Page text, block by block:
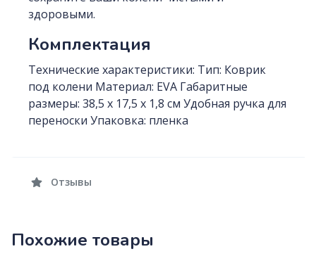
здоровыми.
Комплектация
Технические характеристики: Тип: Коврик
под колени Материал: EVA Габаритные
размеры: 38,5 х 17,5 х 1,8 см Удобная ручка для
переноски Упаковка: пленка
Отзывы
Похожие товары